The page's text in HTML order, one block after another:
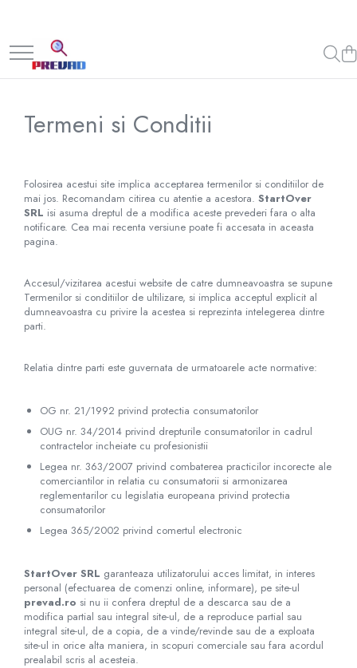
Termeni si Conditii
Folosirea acestui site implica acceptarea termenilor si conditiilor de
mai jos. Recomandam citirea cu atentie a acestora. StartOver
SRL isi asuma dreptul de a modifica aceste prevederi fara o alta
notificare. Cea mai recenta versiune poate fi accesata in aceasta
pagina.
Accesul/vizitarea acestui website de catre dumneavoastra se supune
Termenilor si conditiilor de ultilizare, si implica acceptul explicit al
dumneavoastra cu privire la acestea si reprezinta intelegerea dintre
parti.
Relatia dintre parti este guvernata de urmatoarele acte normative:
OG nr. 21/1992 privind protectia consumatorilor
OUG nr. 34/2014 privind drepturile consumatorilor in cadrul
contractelor incheiate cu profesionistii
Legea nr. 363/2007 privind combaterea practicilor incorecte ale
comerciantilor in relatia cu consumatorii si armonizarea
reglementarilor cu legislatia europeana privind protectia
consumatorilor
Legea 365/2002 privind comertul electronic
StartOver SRL garanteaza utilizatorului acces limitat, in interes
personal (efectuarea de comenzi online, informare), pe site-ul
prevad.ro si nu ii confera dreptul de a descarca sau de a
modifica partial sau integral site-ul, de a reproduce partial sau
integral site-ul, de a copia, de a vinde/revinde sau de a exploata
site-ul in orice alta maniera, in scopuri comerciale sau fara acordul
prealabil scris al acesteia.